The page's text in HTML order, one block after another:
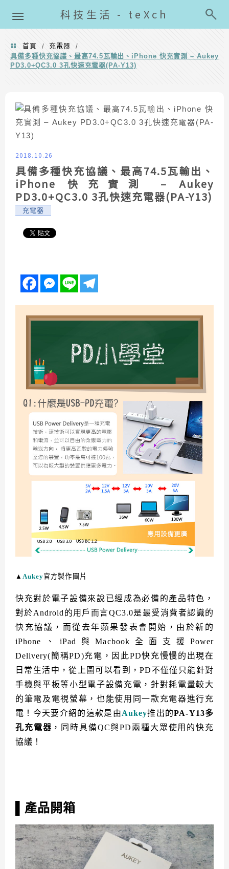
科技生活 - teXch
首頁 / 充電器
/
具備多種快充協議、最高74.5瓦輸出、iPhone 快充實測 – Aukey
PD3.0+QC3.0 3孔快速充電器(PA-Y13)
2018.10.26
具備多種快充協議、最高74.5瓦輸出、
iPhone 快充實測 – Aukey
PD3.0+QC3.0 3孔快速充電器(PA-Y13)
充電器
▲Aukey官方製作圖片
快充對於電子設備來說已經成為必備的產品特色，
對於Android的用戶而言QC3.0是最受消費者認識的
快充協議，而從去年蘋果發表會開始，由於新的
iPhone、iPad與Macbook全面支援Power
Delivery(簡稱PD)充電，因此PD快充慢慢的出現在
日常生活中，從上圖可以看到，PD不僅僅只能針對
手機與平板等小型電子設備充電，針對耗電量較大
的筆電及電視螢幕，也能使用同一款充電器進行充
電！今天要介紹的這款是由Aukey推出的PA-Y13多
孔充電器 ，同時具備QC與PD兩種大眾使用的快充
協議！
產品開箱